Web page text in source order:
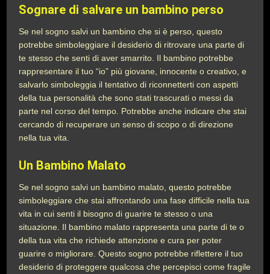
Sognare di salvare un bambino perso
Se nel sogno salvi un bambino che si è perso, questo
potrebbe simboleggiare il desiderio di ritrovare una parte di
te stesso che senti di aver smarrito. Il bambino potrebbe
rappresentare il tuo “io” più giovane, innocente o creativo, e
salvarlo simboleggia il tentativo di riconnetterti con aspetti
della tua personalità che sono stati trascurati o messi da
parte nel corso del tempo. Potrebbe anche indicare che stai
cercando di recuperare un senso di scopo o di direzione
nella tua vita.
Un Bambino Malato
Se nel sogno salvi un bambino malato, questo potrebbe
simboleggiare che stai affrontando una fase difficile nella tua
vita in cui senti il bisogno di guarire te stesso o una
situazione. Il bambino malato rappresenta una parte di te o
della tua vita che richiede attenzione e cura per poter
guarire o migliorare. Questo sogno potrebbe riflettere il tuo
desiderio di proteggere qualcosa che percepisci come fragile